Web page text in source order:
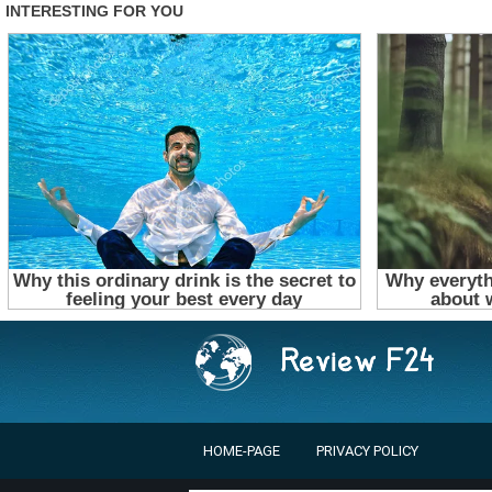
HOME-PAGE PRIVACY POLICY